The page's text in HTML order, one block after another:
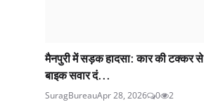
मैनपुरी में सड़क हादसा: कार की टक्कर से
बाइक सवार दं...
SuragBureauApr 28, 2026 0 2